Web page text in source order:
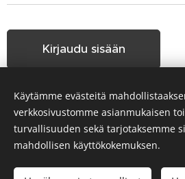
Kirjaudu sisään
Unohditko salasanasi?
Hakunilan Seudun
Käytämme evästeitä
verkkosivustomme asianmukaisen
turvallisuuden sekä tarjotaksemme
mahdollisen käyttökokemuksen.